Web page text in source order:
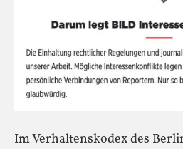
Im Verhaltenskodex des